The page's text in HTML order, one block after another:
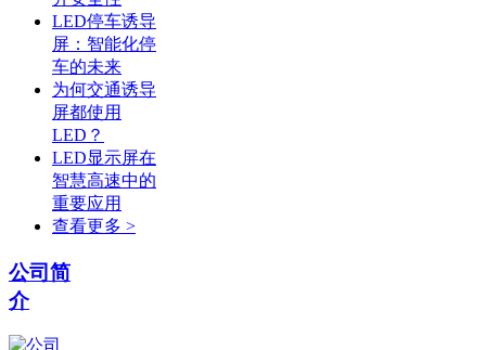
LED停车诱导
屏：智能化停
车的未来
为何交通诱导
屏都使用
LED？
LED显示屏在
智慧高速中的
重要应用
查看更多 >
公司简
介